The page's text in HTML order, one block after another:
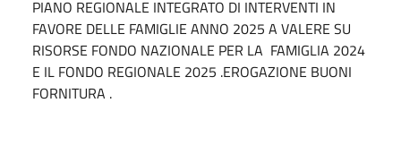
PIANO REGIONALE INTEGRATO DI INTERVENTI IN
FAVORE DELLE FAMIGLIE ANNO 2025 A VALERE SU
RISORSE FONDO NAZIONALE PER LA FAMIGLIA 2024
E IL FONDO REGIONALE 2025 .EROGAZIONE BUONI
FORNITURA .